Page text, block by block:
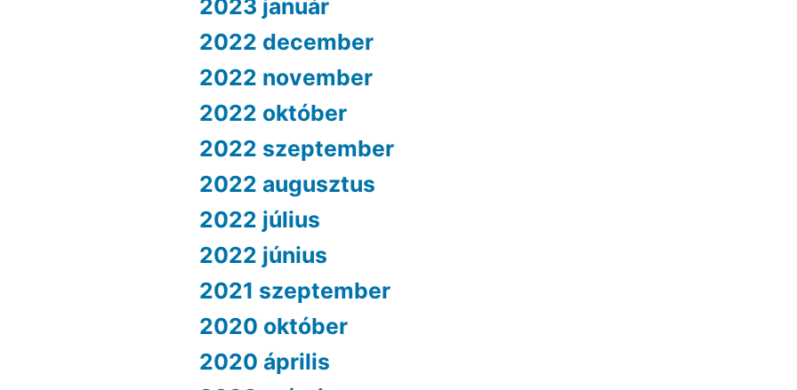
2023 január
2022 december
2022 november
2022 október
2022 szeptember
2022 augusztus
2022 július
2022 június
2021 szeptember
2020 október
2020 április